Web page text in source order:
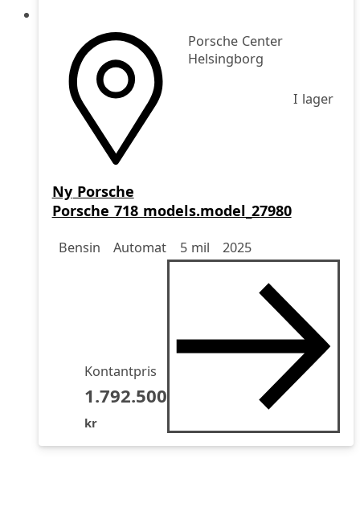
Porsche Center
Helsingborg
I lager
Ny Porsche
Porsche 718 models.model_27980
Drivmedel
Bensin
Drivmedel Automat
Miltal 5 mil
årsmodell 2025
Kontantpris
1.792.500
kr